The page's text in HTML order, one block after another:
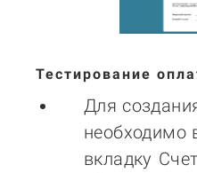
Тестирование
Для
необходимо
вкладку